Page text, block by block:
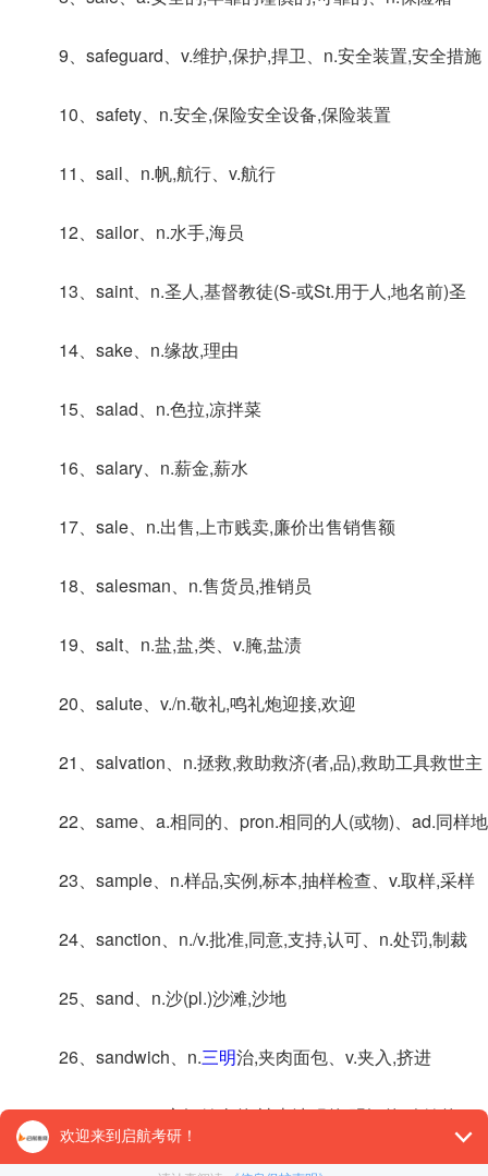
9、safeguard、v.维护,保护,捍卫、n.安全装置,安全措施
10、safety、n.安全,保险安全设备,保险装置
11、sail、n.帆,航行、v.航行
12、sailor、n.水手,海员
13、saint、n.圣人,基督教徒(S-或St.用于人,地名前)圣
14、sake、n.缘故,理由
15、salad、n.色拉,凉拌菜
16、salary、n.薪金,薪水
17、sale、n.出售,上市贱卖,廉价出售销售额
18、salesman、n.售货员,推销员
19、salt、n.盐,盐,类、v.腌,盐渍
20、salute、v./n.敬礼,鸣礼炮迎接,欢迎
21、salvation、n.拯救,救助救济(者,品),救助工具救世主
22、same、a.相同的、pron.相同的人(或物)、ad.同样地
23、sample、n.样品,实例,标本,抽样检查、v.取样,采样
24、sanction、n./v.批准,同意,支持,认可、n.处罚,制裁
25、sand、n.沙(pl.)沙滩,沙地
26、sandwich、n.三明治,夹肉面包、v.夹入,挤进
27、sane、a.心智健全的,神志清醒的,明智的,稳健的